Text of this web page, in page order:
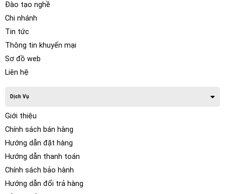
Đào tạo nghề
Chi nhánh
Tin tức
Thông tin khuyến mại
Sơ đồ web
Liên hệ
Dịch Vụ
Giới thiệu
Chính sách bán hàng
Hướng dẫn đặt hàng
Hướng dẫn thanh toán
Chính sách bảo hành
Hướng dẫn đổi trả hàng